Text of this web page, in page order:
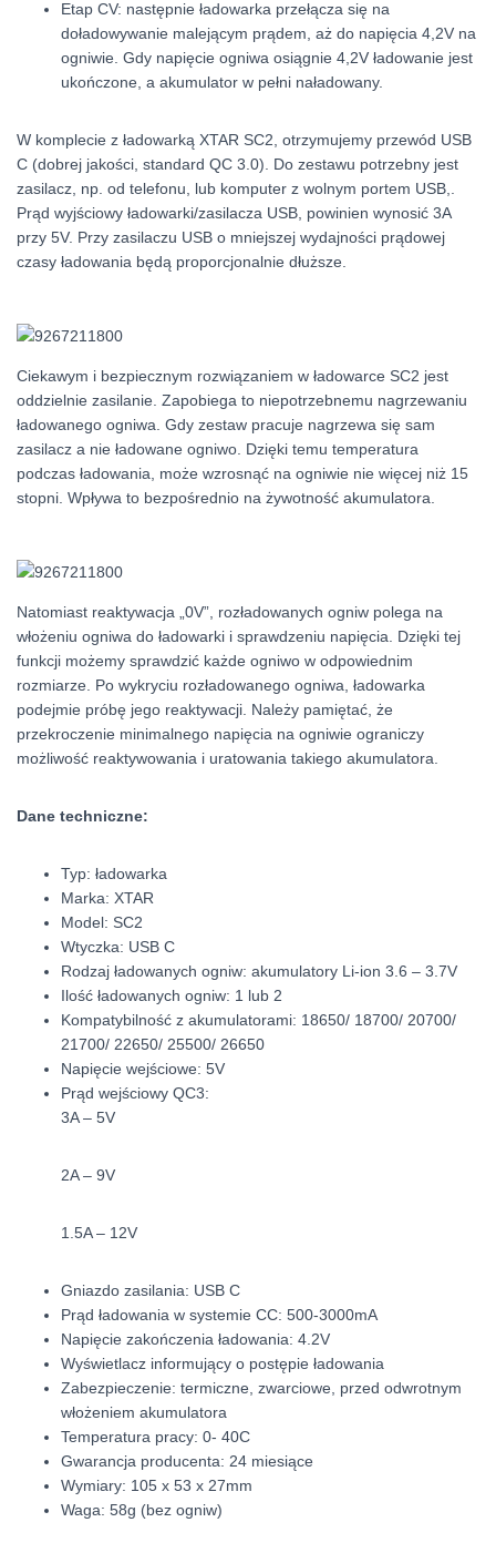
Etap CV: następnie ładowarka przełącza się na
doładowywanie malejącym prądem, aż do napięcia 4,2V na
ogniwie. Gdy napięcie ogniwa osiągnie 4,2V ładowanie jest
ukończone, a akumulator w pełni naładowany.
W komplecie z ładowarką XTAR SC2, otrzymujemy przewód USB
C (dobrej jakości, standard QC 3.0). Do zestawu potrzebny jest
zasilacz, np. od telefonu, lub komputer z wolnym portem USB,.
Prąd wyjściowy ładowarki/zasilacza USB, powinien wynosić 3A
przy 5V. Przy zasilaczu USB o mniejszej wydajności prądowej
czasy ładowania będą proporcjonalnie dłuższe.
Ciekawym i bezpiecznym rozwiązaniem w ładowarce SC2 jest
oddzielnie zasilanie. Zapobiega to niepotrzebnemu nagrzewaniu
ładowanego ogniwa. Gdy zestaw pracuje nagrzewa się sam
zasilacz a nie ładowane ogniwo. Dzięki temu temperatura
podczas ładowania, może wzrosnąć na ogniwie nie więcej niż 15
stopni. Wpływa to bezpośrednio na żywotność akumulatora.
Natomiast reaktywacja „0V”, rozładowanych ogniw polega na
włożeniu ogniwa do ładowarki i sprawdzeniu napięcia. Dzięki tej
funkcji możemy sprawdzić każde ogniwo w odpowiednim
rozmiarze. Po wykryciu rozładowanego ogniwa, ładowarka
podejmie próbę jego reaktywacji. Należy pamiętać, że
przekroczenie minimalnego napięcia na ogniwie ograniczy
możliwość reaktywowania i uratowania takiego akumulatora.
Dane techniczne:
Typ: ładowarka
Marka: XTAR
Model: SC2
Wtyczka: USB C
Rodzaj ładowanych ogniw: akumulatory Li-ion 3.6 – 3.7V
Ilość ładowanych ogniw: 1 lub 2
Kompatybilność z akumulatorami: 18650/ 18700/ 20700/
21700/ 22650/ 25500/ 26650
Napięcie wejściowe: 5V
Prąd wejściowy QC3:
3A – 5V
2A – 9V
1.5A – 12V
Gniazdo zasilania: USB C
Prąd ładowania w systemie CC: 500-3000mA
Napięcie zakończenia ładowania: 4.2V
Wyświetlacz informujący o postępie ładowania
Zabezpieczenie: termiczne, zwarciowe, przed odwrotnym
włożeniem akumulatora
Temperatura pracy: 0- 40C
Gwarancja producenta: 24 miesiące
Wymiary: 105 x 53 x 27mm
Waga: 58g (bez ogniw)